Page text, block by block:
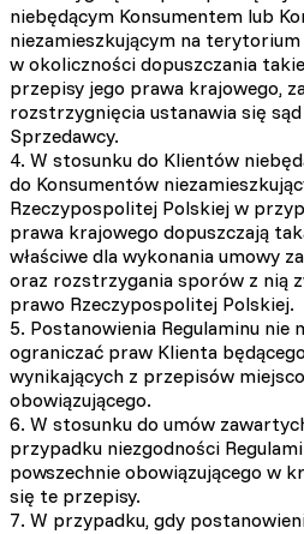
niebędącym Konsumentem lub
niezamieszkującym na
w okoliczności dopuszczania
przepisy jego prawa krajowego,
rozstrzygnięcia ustanawia się
Sprzedawcy.
4. W stosunku do Klientów
do Konsumentów
Rzeczypospolitej Polskiej w
prawa krajowego dopuszczają
właściwe dla wykonania umowy
oraz rozstrzygania sporów z nią
prawo Rzeczypospolitej Polskiej.
5. Postanowienia Regulaminu nie
ograniczać praw Klienta
wynikających z przepisów
obowiązującego.
6. W stosunku do umów
przypadku niezgodności
powszechnie obowiązującego w
się te przepisy.
7. W przypadku, gdy